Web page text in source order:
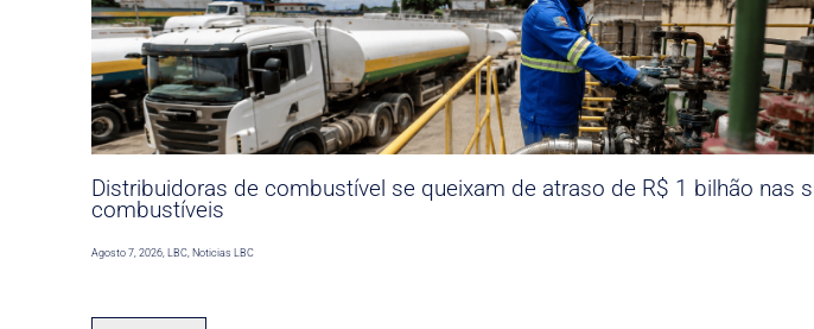
Distribuidoras de combustível se queixam de atraso de R$ 1 bilhão nas
combustíveis
Agosto 7, 2026,LBC,Noticias LBC